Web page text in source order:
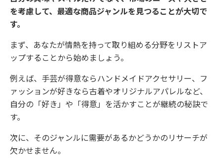
を考慮して、最適な商品ジャンルを見つることが大切で
す。
まず、あなたが情熱を持って取り組める分野をリストア
ップすることから始めましょう。
例えば、手芸が得意ならハンドメイドアクセサリー、フ
ァッションが好きなら古着やオリジナルアパレルなど、
自分の「好き」や「得意」を活かすことが継続の秘訣で
す。
次に、そのジャンルに需要があるかどうかのリサーチが
欠かせません。